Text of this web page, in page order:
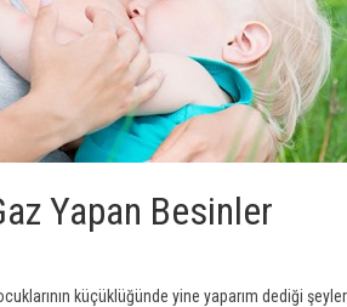
Yapan Besinler
küçüklüğünde yine yaparım dediği